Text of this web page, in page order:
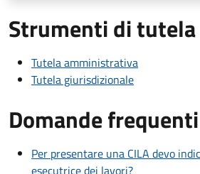
Strumenti di tutela
Tutela amministrativa
Tutela giurisdizionale
Domande frequenti
Per presentare una CILA devo